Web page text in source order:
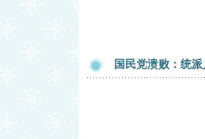
国民党溃败：统